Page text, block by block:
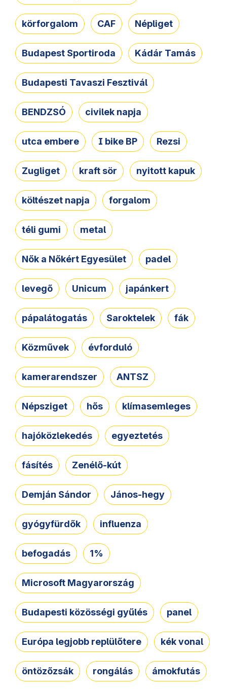
körforgalom CAF Népliget
Budapest Sportiroda Kádár Tamás
Budapesti Tavaszi Fesztivál
BENDZSÓ civilek napja
utca embere I bike BP Rezsi
Zugliget kraft sör nyitott kapuk
költészet napja forgalom
téli gumi metal
Nők a Nőkért Egyesület padel
levegő Unicum japánkert
pápalátogatás Saroktelek fák
Közművek évforduló
kamerarendszer ANTSZ
Népsziget hős klímasemleges
hajóközlekedés egyeztetés
fásítés Zenélő-kút
Demján Sándor János-hegy
gyógyfürdők influenza
befogadás 1%
Microsoft Magyarország
Budapesti közösségi gyűlés panel
Európa legjobb replülőtere kék vonal
öntözőzsák rongálás ámokfutás